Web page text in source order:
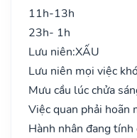
11h-13h
23h- 1h
Lưu niên:XẤU
Lưu niên mọi việc
Mưu cầu lúc chửa
Việc quan phải hoãn
Hành nhân đang